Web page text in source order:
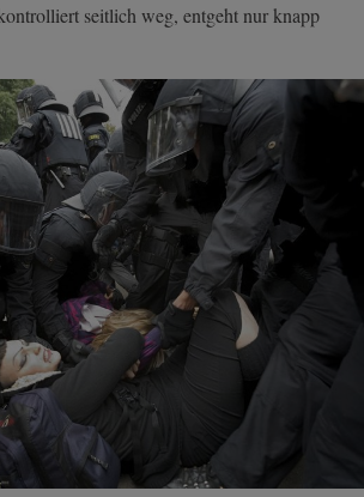
seitlich weg, entgeht nur knapp